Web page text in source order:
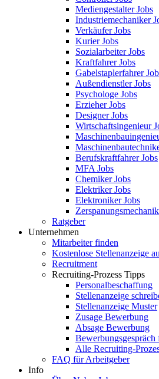
Mediengestalter Jobs
Industriemechaniker
Verkäufer Jobs
Kurier Jobs
Sozialarbeiter Jobs
Kraftfahrer Jobs
Gabelstaplerfahrer
Außendienstler Jobs
Psychologe Jobs
Erzieher Jobs
Designer Jobs
Wirtschaftsingenieur
Berufskraftfahrer Jobs
MFA Jobs
Chemiker Jobs
Elektriker Jobs
Elektroniker Jobs
Ratgeber
Unternehmen
Mitarbeiter finden
Kostenlose Stellenanzeige
Recruitment
Recruiting-Prozess Tipps
Personalbeschaffung
Stellenanzeige
Stellenanzeige Muster
Zusage Bewerbung
Absage Bewerbung
Bewerbungsgespräch
Alle Recruiting-
FAQ für Arbeitgeber
Info